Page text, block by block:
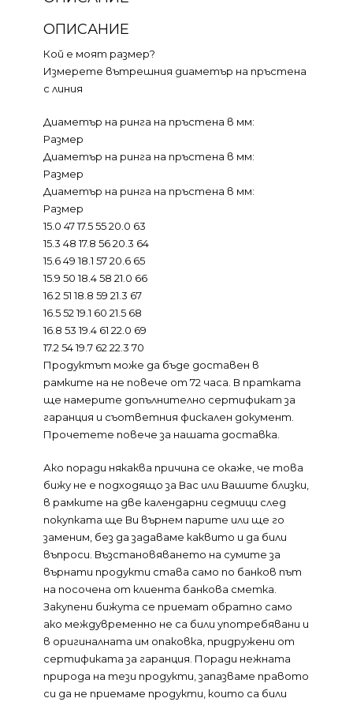
ОПИСАНИЕ
Кой е моят размер?
Измерете вътрешния диаметър на пръстена
с линия
Диаметър на ринга на пръстена в мм:
Размер
Диаметър на ринга на пръстена в мм:
Размер
Диаметър на ринга на пръстена в мм:
Размер
15.0 47 17.5 55 20.0 63
15.3 48 17.8 56 20.3 64
15.6 49 18.1 57 20.6 65
15.9 50 18.4 58 21.0 66
16.2 51 18.8 59 21.3 67
16.5 52 19.1 60 21.5 68
16.8 53 19.4 61 22.0 69
17.2 54 19.7 62 22.3 70
Продуктът може да бъде доставен в
рамките на не повече от 72 часа. В пратката
ще намерите допълнително сертификат за
гаранция и съответния фискален документ.
Прочетете повече за нашата доставка.
Ако поради някаква причина се окаже, че това
бижу не е подходящо за Вас или Вашите близки,
в рамките на две календарни седмици след
покупката ще Ви върнем парите или ще го
заменим, без да задаваме каквито и да били
въпроси. Възстановяването на сумите за
върнати продукти става само по банков път
на посочена от клиента банкова сметка.
Закупени бижута се приемат обратно само
ако междувременно не са били употребявани и
в оригиналната им опаковка, придружени от
сертификата за гаранция. Поради нежната
природа на тези продукти, запазваме правото
си да не приемаме продукти, които са били